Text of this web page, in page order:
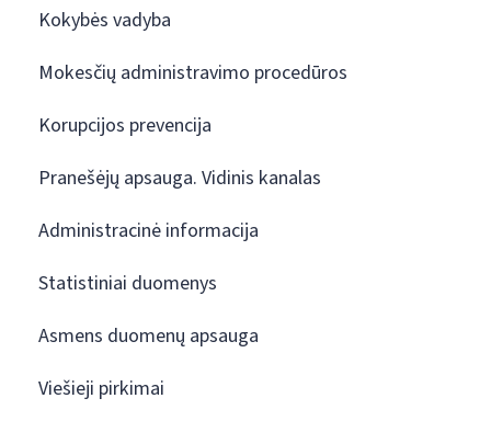
Kokybės vadyba
Mokesčių administravimo procedūros
Korupcijos prevencija
Pranešėjų apsauga. Vidinis kanalas
Administracinė informacija
Statistiniai duomenys
Asmens duomenų apsauga
Viešieji pirkimai